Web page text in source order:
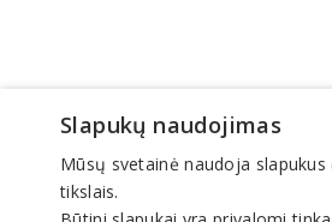
Slapukų naudojimas
Mūsų svetainė naudoja
tikslais.